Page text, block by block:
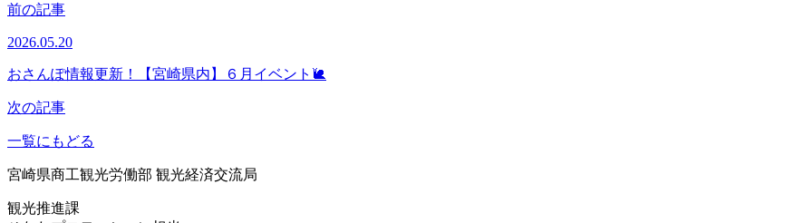
前の記事
2026.05.20
おさんぽ情報更新！【宮崎県内】６月イベント🐌
次の記事
一覧にもどる
宮崎県商工観光労働部 観光経済交流局
観光推進課